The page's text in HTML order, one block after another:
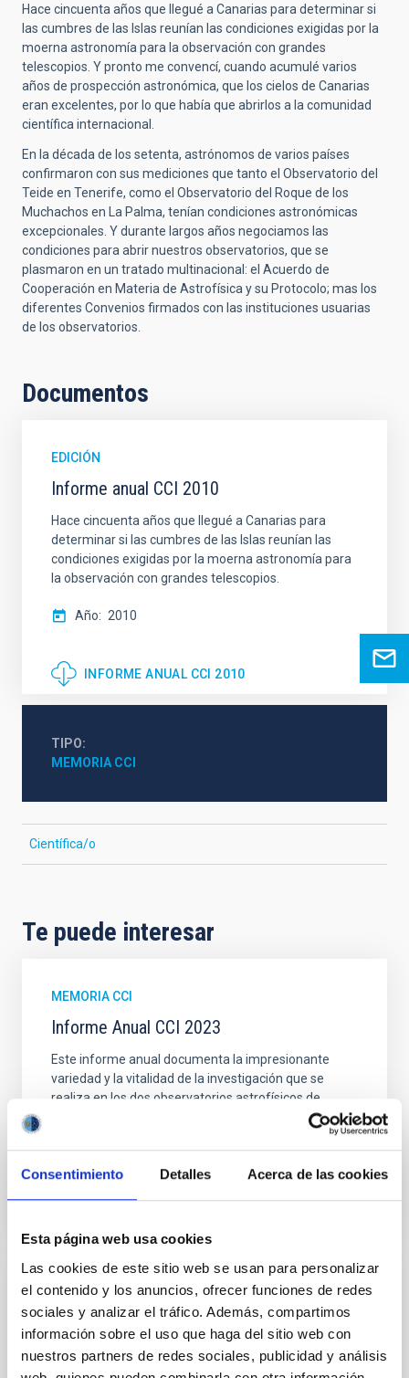
Consentimiento Detalles Acerca de las cookies
Esta página web usa cookies
Las cookies de este sitio web se usan para personalizar
el contenido y los anuncios, ofrecer funciones de redes
sociales y analizar el tráfico. Además, compartimos
información sobre el uso que haga del sitio web con
nuestros partners de redes sociales, publicidad y análisis
Hace cincuenta años que llegué a Canarias para determinar si
las cumbres de las Islas reunían las condiciones exigidas por la
moerna astronomía para la observación con grandes
telescopios. Y pronto me convencí, cuando acumulé varios
años de prospección astronómica, que los cielos de Canarias
eran excelentes, por lo que había que abrirlos a la comunidad
científica internacional.
En la década de los setenta, astrónomos de varios países
confirmaron con sus mediciones que tanto el Observatorio del
Teide en Tenerife, como el Observatorio del Roque de los
Muchachos en La Palma, tenían condiciones astronómicas
excepcionales. Y durante largos años negociamos las
condiciones para abrir nuestros observatorios, que se
plasmaron en un tratado multinacional: el Acuerdo de
Cooperación en Materia de Astrofísica y su Protocolo; mas los
diferentes Convenios firmados con las instituciones usuarias
de los observatorios.
Documentos
EDICIÓN
Informe anual CCI 2010
Hace cincuenta años que llegué a Canarias para
determinar si las cumbres de las Islas reunían las
condiciones exigidas por la moerna astronomía para
la observación con grandes telescopios.
Año 2010
INFORME ANUAL CCI 2010
TIPO
MEMORIA CCI
Científica/o
Te puede interesar
MEMORIA CCI
Informe Anual CCI 2023
Este informe anual documenta la impresionante
variedad y la vitalidad de la investigación que se
realiza en los dos observatorios astrofísicos de
Canarias. La razón de este éxito se debe a la gran
Fecha 06/11/2024
MEMORIA CCI
Informe Anual CCI 2022
Este informe anual documenta la impresionante